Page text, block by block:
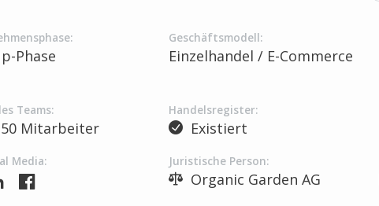
Phase
Geschäftsmodell:
Einzelhandel / E-Commerce
Teams:
50 Mitarbeiter
Handelsregister:
Existiert
Media: Juristische Person:
Organic Garden AG